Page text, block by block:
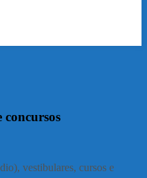
vestibulares, cursos e